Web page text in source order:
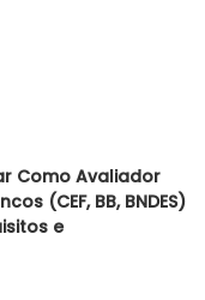
Como Avaliador
(CEF, BB, BNDES)
e